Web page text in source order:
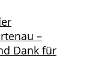
–
Dank für